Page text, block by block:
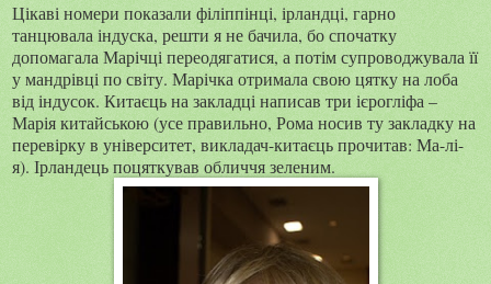
Цікаві номери показали філіппінці, ірландці, гарно
танцювала індуска, решти я не бачила, бо спочатку
допомагала Марічці переодягатися, а потім супроводжувала її
у мандрівці по світу. Марічка отримала свою цятку на лоба
від індусок. Китаєць на закладці написав три ієрогліфа –
Марія китайською (усе правильно, Рома носив ту закладку на
перевірку в університет, викладач-китаєць прочитав: Ма-лі-
я). Ірландець поцяткував обличчя зеленим.